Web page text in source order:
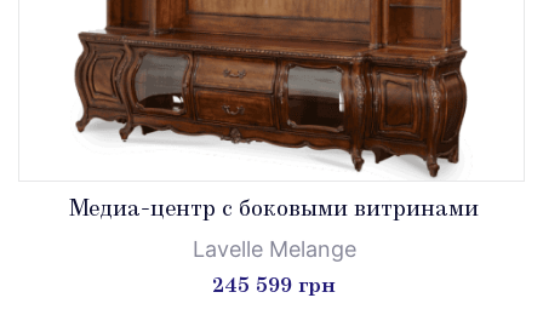
Медиа-центр c боковыми витринами
Lavelle Melange
245 599 грн